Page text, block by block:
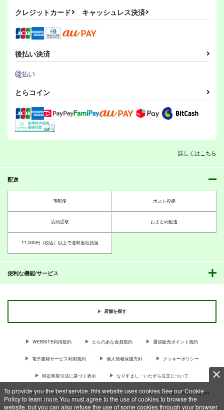
To provide you the best service, this website uses cookies.See our Cookie
Policy to learn more.You must agree to the use of cookies to browse the
website, but you can also refuse the use of some cookies through your browser
クレジットカード キャッシュレス決済
後払い決済
とらコイン
詳しくはこちら
配送
宅配便 ポスト投函
店頭受取 おまとめ配送
11,000円（税込）以上で送料当社負担
便利な機能/サービス
店舗を探す
WEBSITE利用規約 とらのあな会員規約 通信販売ポイント規約
電子書籍サービス利用規約 個人情報保護方針 クッキーポリシー
特定商取引法に基づく表示 なりすまし・いたずら注文について
For Overseas customer, now you can ship your purchases by using purchases agent
services “AOCS”! Click {more…} for more information …more